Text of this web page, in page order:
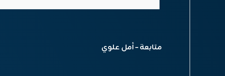
متابعة – أمل علوي